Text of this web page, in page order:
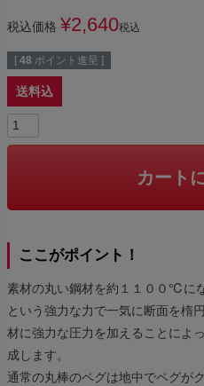
税込価格 ¥2,640税込
[ 48 ポイント進呈 ]
送料込
カート
ここがポイント！
素材の丸い鋼材を約１１００℃に
という強力な力で一気に断面を楕
材に強力な圧力を加えることによ
成します。
通常の丸棒のペグは地中でペグが